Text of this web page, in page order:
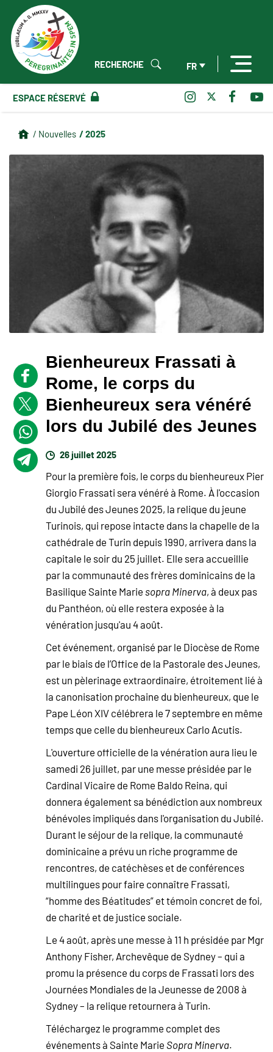
FR
RECHERCHE
ESPACE RÉSERVÉ
/ Nouvelles / 2025
Bienheureux Frassati à
Rome, le corps du
Bienheureux sera vénéré
lors du Jubilé des Jeunes
26 juillet 2025
Pour la première fois, le corps du bienheureux Pier
Giorgio Frassati sera vénéré à Rome. À l'occasion
du Jubilé des Jeunes 2025, la relique du jeune
Turinois, qui repose intacte dans la chapelle de la
cathédrale de Turin depuis 1990, arrivera dans la
capitale le soir du 25 juillet. Elle sera accueillie
par la communauté des frères dominicains de la
Basilique Sainte Marie sopra Minerva, à deux pas
du Panthéon, où elle restera exposée à la
vénération jusqu'au 4 août.
Cet événement, organisé par le Diocèse de Rome
par le biais de l’Office de la Pastorale des Jeunes,
est un pèlerinage extraordinaire, étroitement lié à
la canonisation prochaine du bienheureux, que le
Pape Léon XIV célébrera le 7 septembre en même
temps que celle du bienheureux Carlo Acutis.
L'ouverture officielle de la vénération aura lieu le
samedi 26 juillet, par une messe présidée par le
Cardinal Vicaire de Rome Baldo Reina, qui
donnera également sa bénédiction aux nombreux
bénévoles impliqués dans l'organisation du Jubilé.
Durant le séjour de la relique, la communauté
dominicaine a prévu un riche programme de
rencontres, de catéchèses et de conférences
multilingues pour faire connaître Frassati,
“homme des Béatitudes” et témoin concret de foi,
de charité et de justice sociale.
Le 4 août, après une messe à 11 h présidée par Mgr
Anthony Fisher, Archevêque de Sydney – qui a
promu la présence du corps de Frassati lors des
Journées Mondiales de la Jeunesse de 2008 à
Sydney – la relique retournera à Turin.
Téléchargez le programme complet des
événements à Sainte Marie Sopra Minerva.